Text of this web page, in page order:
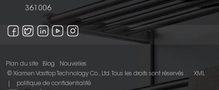
361006
Plan du site Blog
Nouvelles
© Xiamen Vasttop Technology Co., Ltd. Tous les droits sont réservés .
XML
politique de confidentialité